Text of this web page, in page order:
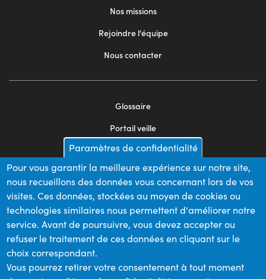
Nos missions
Rejoindre l'équipe
Nous contacter
2
Glossaire
Portail veille
Mentions légales
Appels d'offres
Plan du site
Nos financeurs
Paramètres de confidentialité
Pour vous garantir la meilleure expérience sur notre site,
nous recueillons des données vous concernant lors de vos
visites. Ces données, stockées au moyen de cookies ou
technologies similaires nous permettent d'améliorer notre
service. Avant de poursuivre, vous devez accepter ou
refuser le traitement de ces données en cliquant sur le
choix correspondant.
Vous pourrez retirer votre consentement à tout moment